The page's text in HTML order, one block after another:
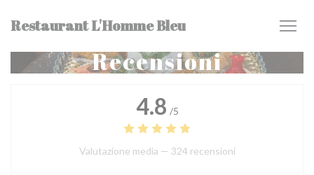
Restaurant L'Homme Bleu
Recensioni
4.8 /5
Valutazione media — 324 recensioni